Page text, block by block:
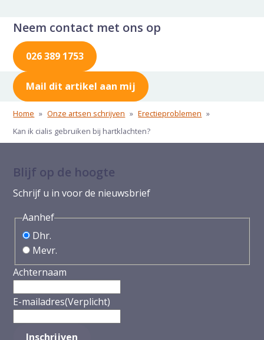
Neem contact met ons op
026 389 1753
Mail dit artikel aan mij
Home » Onze artsen schrijven » Erectieproblemen »
Kan ik cialis gebruiken bij hartklachten?
Blijf op de hoogte
Schrijf u in voor de nieuwsbrief
Aanhef
Dhr.
Mevr.
Achternaam
E-mailadres(Verplicht)